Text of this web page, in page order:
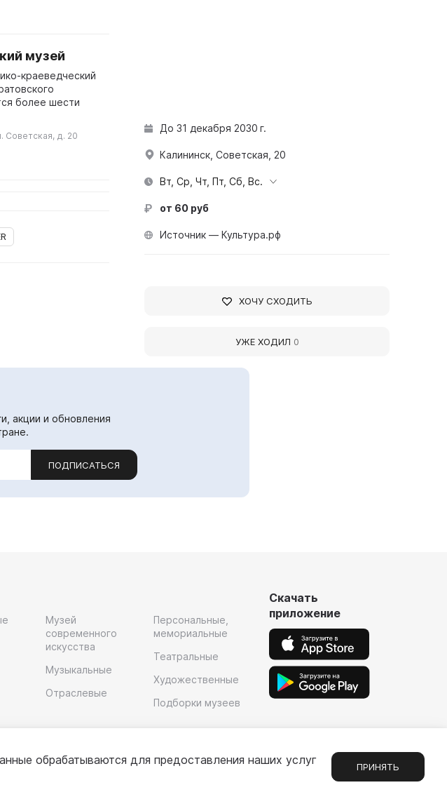
музей
краеведческий
более шести
Советская, д. 20
До 31 декабря 2030 г.
Калининск, Советская, 20
Вт, Ср, Чт, Пт, Сб, Вс.
от 60 руб
Источник — Культура.рф
ХОЧУ СХОДИТЬ
УЖЕ ХОДИЛ 0
акции и обновления
ПОДПИСАТЬСЯ
Музей
современного
искусства
Музыкальные
Отраслевые
Персональные,
мемориальные
Театральные
Художественные
Подборки музеев
Скачать
приложение
обрабатываются для предоставления наших услуг
ПРИНЯТЬ